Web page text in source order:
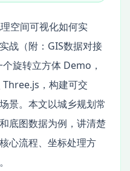
空间可视化如何实
战（附：GIS数据对接
旋转立方体 Demo，
Three.js，构建可交
景。本文以城乡规划常
底图数据为例，讲清楚
心流程、坐标处理方